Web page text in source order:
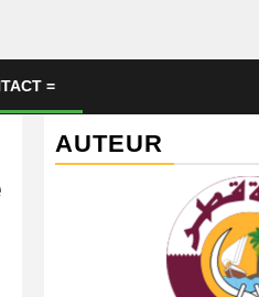
=
AUTEUR